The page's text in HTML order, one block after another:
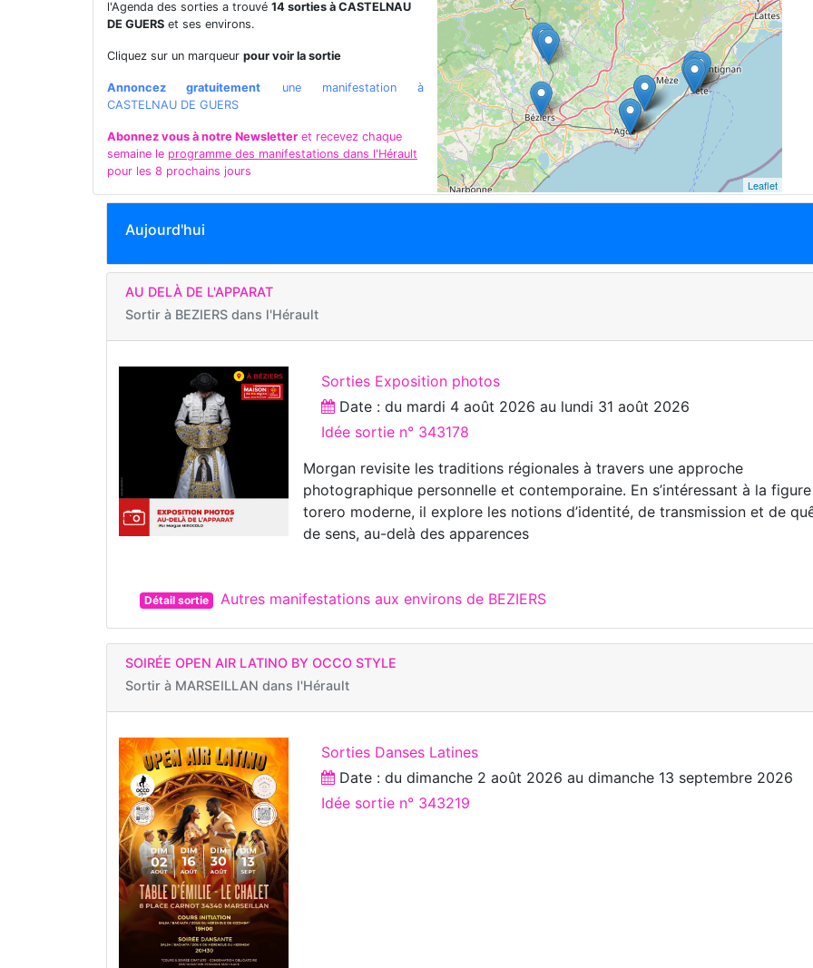
l'Agenda des sorties a trouvé 14 sorties à CASTELNAU
DE GUERS et ses environs.
Cliquez sur un marqueur pour voir la sortie
Annoncez gratuitement une manifestation à
CASTELNAU DE GUERS
Abonnez vous à notre Newsletter et recevez chaque
semaine le programme des manifestations dans l'Hérault
pour les 8 prochains jours
Leaflet
Aujourd'hui
AU DELÀ DE L'APPARAT
Sortir à BEZIERS dans l'Hérault
Sorties Exposition photos
Date : du mardi 4 août 2026 au lundi 31 août 2026
Idée sortie n° 343178
Morgan revisite les traditions régionales à travers une approche
photographique personnelle et contemporaine. En s’intéressant à la
torero moderne, il explore les notions d’identité, de transmission et de
de sens, au-delà des apparences
Détail sortie Autres manifestations aux environs de BEZIERS
SOIRÉE OPEN AIR LATINO BY OCCO STYLE
Sortir à MARSEILLAN dans l'Hérault
Sorties Danses Latines
Date : dudimanche 2 août 2026 audimanche 13 septembre 2026
Idée sortie n° 343219